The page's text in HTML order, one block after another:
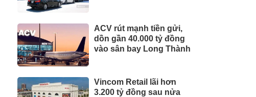
ACV rút mạnh tiền gửi,
dồn gần 40.000 tỷ đồng
vào sân bay Long Thành
Vincom Retail lãi hơn
3.200 tỷ đồng sau nửa